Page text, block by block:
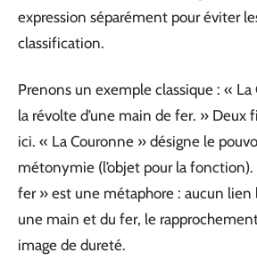
expression séparément pour éviter
classification.
Prenons un exemple classique : « La
la révolte d’une main de fer. » Deux
ici. « La Couronne » désigne le
métonymie (l’objet pour la
fer » est une métaphore : aucun lien
une main et du fer, le
image de dureté.